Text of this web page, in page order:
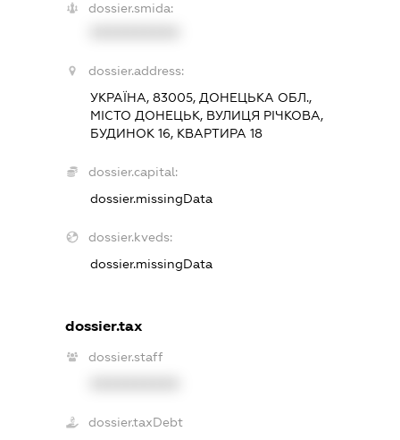
dossier.smida:
dossier.address:
УКРАЇНА, 83005, ДОНЕЦЬКА ОБЛ.,
МІСТО ДОНЕЦЬК, ВУЛИЦЯ РІЧКОВА,
БУДИНОК 16, КВАРТИРА 18
dossier.capital:
dossier.missingData
dossier.kveds:
dossier.missingData
dossier.tax
dossier.staff
dossier.taxDebt